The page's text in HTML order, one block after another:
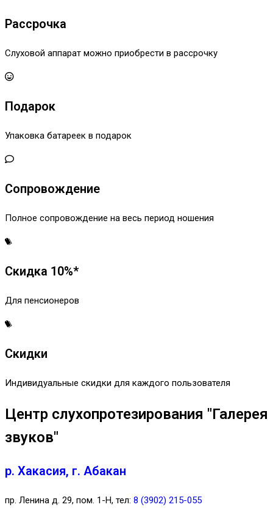
Рассрочка
Слуховой аппарат можно приобрести в рассрочку
Подарок
Упаковка батареек в подарок
Сопровождение
Полное сопровождение на весь период ношения
Скидка 10%*
Для пенсионеров
Скидки
Индивидуальные скидки для каждого пользователя
Центр слухопротезирования "Галерея
звуков"
р. Хакасия, г. Абакан
пр. Ленина д. 29, пом. 1-Н, тел: 8 (3902) 215-055